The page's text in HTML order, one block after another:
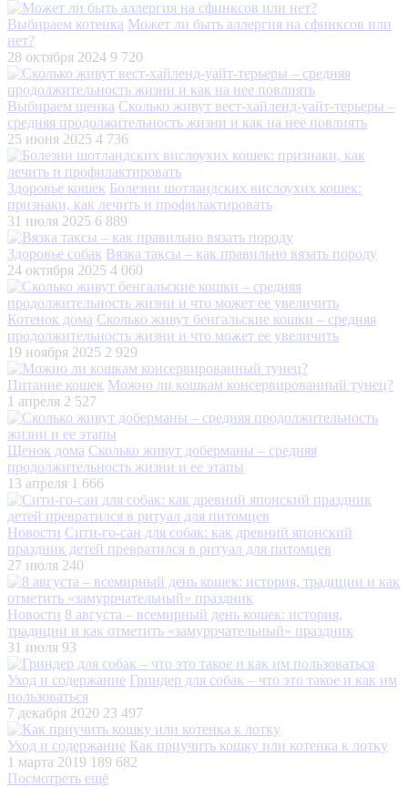
Выбираем котенка Может ли быть аллергия на сфинксов или
нет?
28 октября 2024 9 720
Выбираем щенка Сколько живут вест-хайленд-уайт-терьеры –
средняя продолжительность жизни и как на нее повлиять
25 июня 2025 4 736
Здоровье кошек Болезни шотландских вислоухих кошек:
признаки, как лечить и профилактировать
31 июля 2025 6 889
Здоровье собак Вязка таксы – как правильно вязать породу
24 октября 2025 4 060
Котенок дома Сколько живут бенгальские кошки – средняя
продолжительность жизни и что может ее увеличить
19 ноября 2025 2 929
Питание кошек Можно ли кошкам консервированный тунец?
1 апреля 2 527
Щенок дома Сколько живут доберманы – средняя
продолжительность жизни и ее этапы
13 апреля 1 666
Новости Сити-го-сан для собак: как древний японский
праздник детей превратился в ритуал для питомцев
27 июля 240
Новости 8 августа – всемирный день кошек: история,
традиции и как отметить «замуррчательный» праздник
31 июля 93
Уход и содержание Гриндер для собак – что это такое и как им
пользоваться
7 декабря 2020 23 497
Уход и содержание Как приучить кошку или котенка к лотку
1 марта 2019 189 682
Посмотреть ещё